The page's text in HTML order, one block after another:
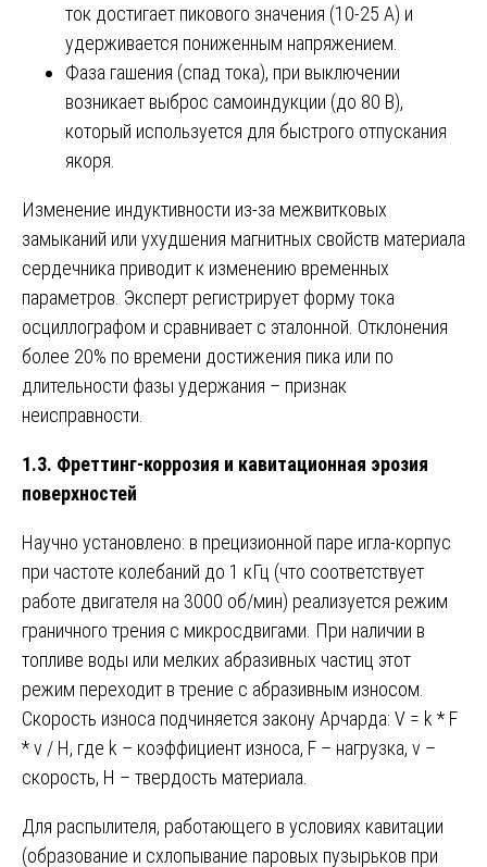
ток достигает пикового значения (10-25 А) и
удерживается пониженным напряжением.
Фаза гашения (спад тока), при выключении
возникает выброс самоиндукции (до 80 В),
который используется для быстрого отпускания
якоря.
Изменение индуктивности из-за межвитковых
замыканий или ухудшения магнитных свойств материала
сердечника приводит к изменению временных
параметров. Эксперт регистрирует форму тока
осциллографом и сравнивает с эталонной. Отклонения
более 20% по времени достижения пика или по
длительности фазы удержания – признак
неисправности.
1.3. Фреттинг-коррозия и кавитационная эрозия
поверхностей
Научно установлено: в прецизионной паре игла-корпус
при частоте колебаний до 1 кГц (что соответствует
работе двигателя на 3000 об/мин) реализуется режим
граничного трения с микросдвигами. При наличии в
топливе воды или мелких абразивных частиц этот
режим переходит в трение с абразивным износом.
Скорость износа подчиняется закону Арчарда: V = k * F
* v / H, где k – коэффициент износа, F – нагрузка, v –
скорость, H – твердость материала.
Для распылителя, работающего в условиях кавитации
(образование и схлопывание паровых пузырьков при